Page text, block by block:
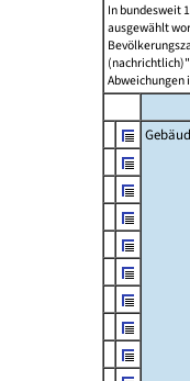
In bundesweit
ausgewählt
Abweichungen